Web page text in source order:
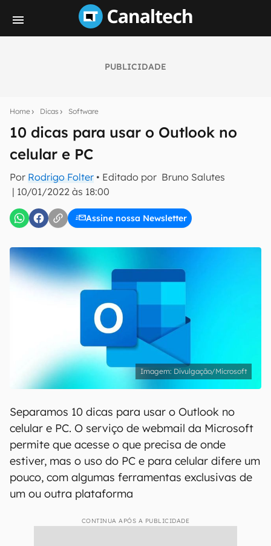
PUBLICIDADE
Home Dicas Software
10 dicas para usar o Outlook no
celular e PC
Por Rodrigo Folter • Editado por Bruno Salutes
| 10/01/2022 às 18:00
Assine nossa Newsletter
notícias e reviews sobre tecnologia em primeira
mão.
E-mail
Divulgação/Microsoft
Separamos 10 dicas para usar o Outlook no
celular e PC. O serviço de webmail da Microsoft
permite que acesse o que precisa de onde
estiver, mas o uso do PC e para celular difere um
pouco, com algumas ferramentas exclusivas de
um ou outra plataforma
CONTINUA APÓS A PUBLICIDADE